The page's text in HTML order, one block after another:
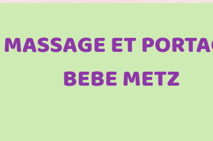
MASSAGE ET
BEBE METZ